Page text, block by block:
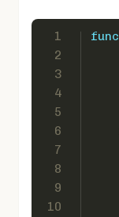
1
2
3
4
5
6
7
8
9
10
func